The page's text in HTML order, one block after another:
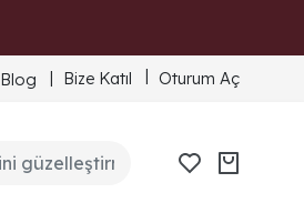
Blog Bize Katıl Oturum Aç